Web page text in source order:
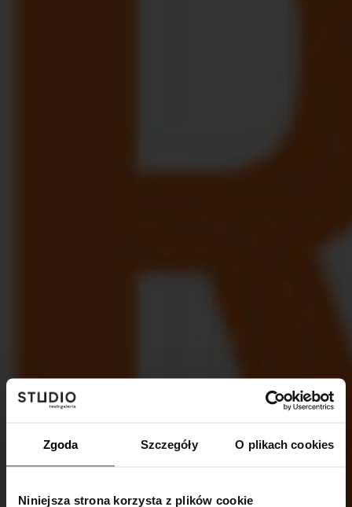
Zgoda Szczegóły O plikach cookies
Niniejsza strona korzysta z plików cookie